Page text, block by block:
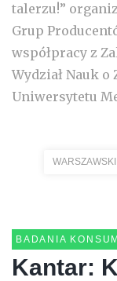
talerzu!”
Grup
współpracy z
Wydział Nauk
Uniwersytetu
BADANIA
Kantar: